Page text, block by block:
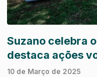
Suzano celebra
destaca ações voltadas à
diversidade e
10 de Março de 2025